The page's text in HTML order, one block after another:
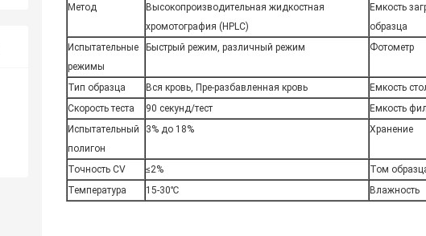
Метод
Высокопроизводительная жидкостная
хромотография (HPLC)
Емкость
образца
Испытательные
режимы
Быстрый режим, различный режим Фотометр
Тип образца Вся кровь, Пре-разбавленная кровь
Емкость
Скорость теста
90 секунд/тест
Емкость
Испытательный
полигон
3% до 18% Хранение
Точность CV ≤2%
Том
Температура
15-30℃ Влажность